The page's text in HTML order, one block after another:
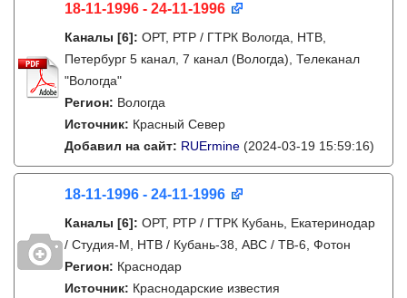
18-11-1996 - 24-11-1996
Каналы [6]: ОРТ, РТР / ГТРК Вологда, НТВ,
Петербург 5 канал, 7 канал (Вологда), Телеканал
"Вологда"
Регион: Вологда
Источник: Красный Север
Добавил на сайт: RUErmine (2024-03-19 15:59:16)
18-11-1996 - 24-11-1996
Каналы [6]: ОРТ, РТР / ГТРК Кубань, Екатеринодар
/ Студия-М, НТВ / Кубань-38, АВС / ТВ-6, Фотон
Регион: Краснодар
Источник: Краснодарские известия